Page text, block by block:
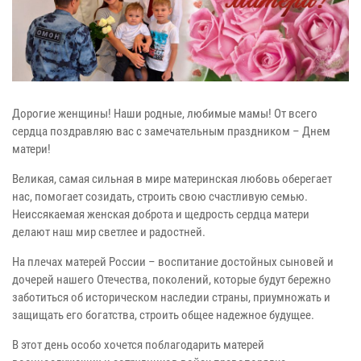
Дорогие женщины! Наши родные, любимые мамы! От всего
сердца поздравляю вас с замечательным праздником – Днем
матери!
Великая, самая сильная в мире материнская любовь оберегает
нас, помогает созидать, строить свою счастливую семью.
Неиссякаемая женская доброта и щедрость сердца матери
делают наш мир светлее и радостней.
На плечах матерей России – воспитание достойных сыновей и
дочерей нашего Отечества, поколений, которые будут бережно
заботиться об историческом наследии страны, приумножать и
защищать его богатства, строить общее надежное будущее.
В этот день особо хочется поблагодарить матерей